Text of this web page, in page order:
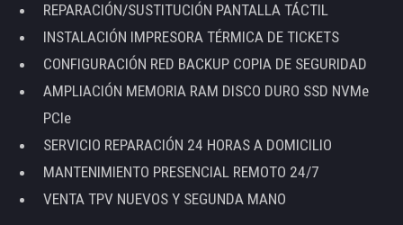
REPARACIÓN/SUSTITUCIÓN PANTALLA TÁCTIL
INSTALACIÓN IMPRESORA TÉRMICA DE TICKETS
CONFIGURACIÓN RED BACKUP COPIA DE SEGURIDAD
AMPLIACIÓN MEMORIA RAM DISCO DURO SSD NVMe
PCIe
SERVICIO REPARACIÓN 24 HORAS A DOMICILIO
MANTENIMIENTO PRESENCIAL REMOTO 24/7
VENTA TPV NUEVOS Y SEGUNDA MANO